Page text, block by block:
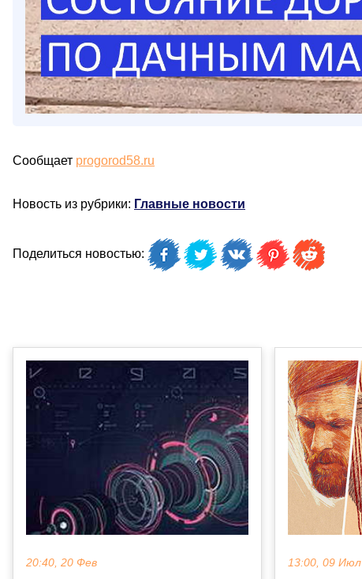
Сообщает progorod58.ru
Новость из рубрики: Главные новости
Поделиться новостью:
20:40, 20 Фев 13:00, 09 Июл